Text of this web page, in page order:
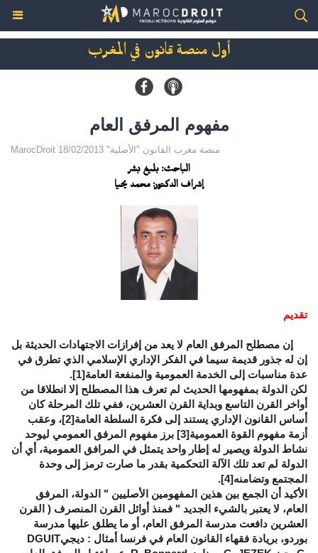
أول منصة قانون في المغرب
مفهوم المرفق العام
MarocDroit منصة مغرب القانون "الأصلية" 18/02/2013
الباحث: بليغ بشر
إشراف الدكتور: محمد يحيا
تقديم
إن مصطلح المرفق العام لا يعد من إفرازات الاجتهادات الحديثة بل
إن له جذور قديمة سيما في الفكر الإداري الإسلامي الذي تطرق في
عدة مناسبات إلى الخدمة العمومية والمنفعة العامة[1]
.
لكن الدولة بمفهومها الحديث لم تعرف هذا المصطلح إلا انطلاقا من
أواخر القرن التاسع وبداية القرن العشرين، ففي تلك المرحلة كان
أساس القانون الإداري يستند إلى فكرة السلطة العامة[2]، وعقب
أزمة مفهوم القوة العمومية[3] برز مفهوم المرفق العمومي ليوحد
نشاط الدولة ويصير له إطار واحد يتمثل في المرافق العمومية، أي أن
الدولة لم تعد تلك الآلة التحكمية بقدر ما صارت ترمز إلى وحدة
المجتمع وتضامنه[4]
.
الأكيد أن الجمع بين هذين المفهومين الأصليين " الدولة، المرفق
العام، لا يعتبر بالشيء الجديد " فمنذ أوائل القرن المنصرف ( القرن
العشرين دافعت مدرسة المرفق العام، أو ما يطلق عليها مدرسة
بوردو، بريادة فقهاء القانون العام في فرنسا أمثال : ديجيDGUIT